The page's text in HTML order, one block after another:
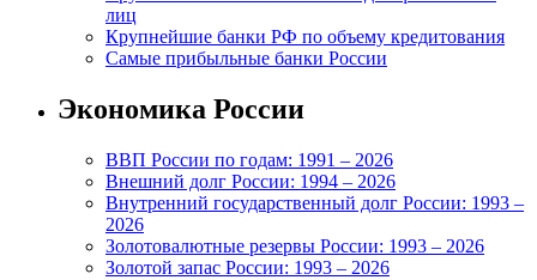
лиц
Крупнейшие банки РФ по объему кредитования
Самые прибыльные банки России
Экономика России
ВВП России по годам: 1991 – 2026
Внешний долг России: 1994 – 2026
Внутренний государственный долг России: 1993 –
2026
Золотовалютные резервы России: 1993 – 2026
Золотой запас России: 1993 – 2026